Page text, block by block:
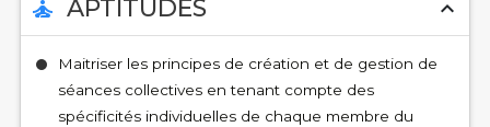
self_improvement APTITUDES expand_less
Maitriser les principes de création et de gestion de
séances collectives en tenant compte des
spécificités individuelles de chaque membre du